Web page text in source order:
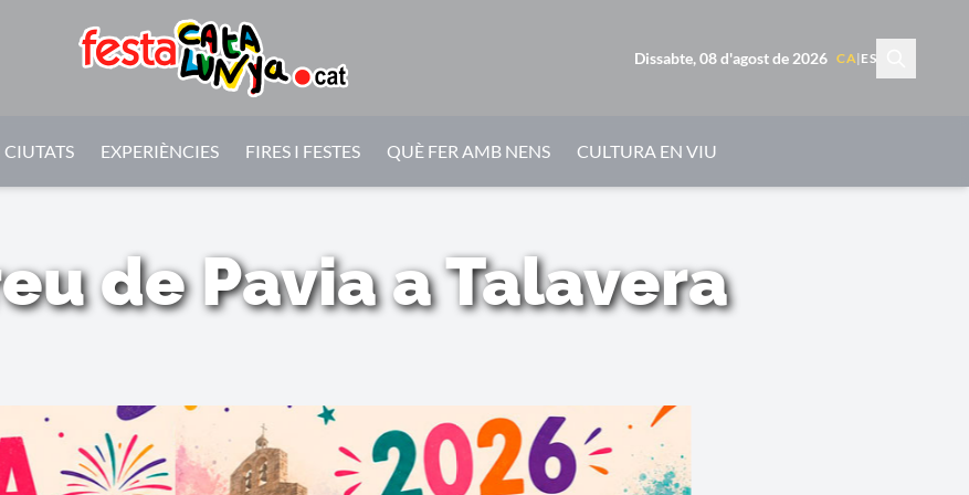
Dissabte, 08 d'agost de 2026 CA| ES
CIUTATS EXPERIÈNCIES FIRES I FESTES QUÈ FER AMB NENS CULTURA EN VIU
de Pavia a Talavera